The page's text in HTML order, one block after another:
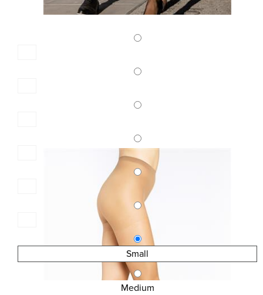
Small
Medium
Κωδ.:3503
ΟΛΟΣΩΜΟ ΔΙΑΦΑΝΟ ΚΑΛΣΟΝ 15 DEN CIELO